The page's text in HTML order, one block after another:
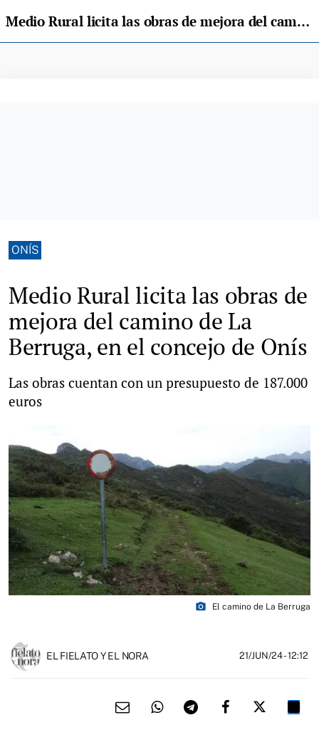
Medio Rural licita las obras de mejora del camino de La Berruga, en el concejo de Onís
ONÍS
Medio Rural licita las obras de
mejora del camino de La
Berruga, en el concejo de Onís
Las obras cuentan con un presupuesto de 187.000
euros
photo_camera El camino de La Berruga
EL FIELATO Y EL NORA 21/JUN/24- 12:12